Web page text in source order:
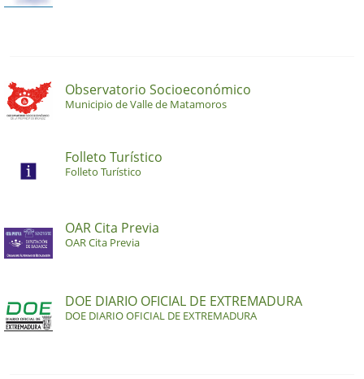
Observatorio Socioeconómico
Municipio de Valle de Matamoros
Folleto Turístico
Folleto Turístico
OAR Cita Previa
OAR Cita Previa
DOE DIARIO OFICIAL DE EXTREMADURA
DOE DIARIO OFICIAL DE EXTREMADURA